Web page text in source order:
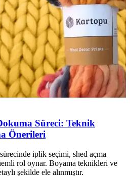
Süreci: Teknik
Önerileri
iplik seçimi, shed açma
rol oynar. Boyama teknikleri ve
şekilde ele alınmıştır.